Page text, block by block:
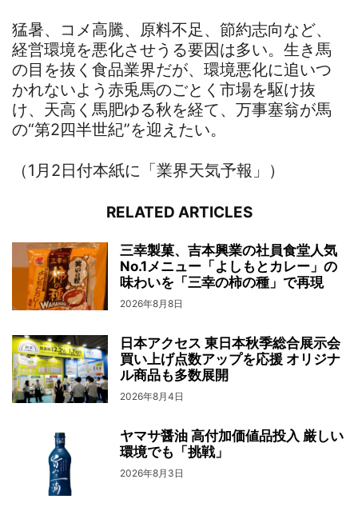
猛暑、コメ高騰、原料不足、節約志向など、
経営環境を悪化させうる要因は多い。生き馬
の目を抜く食品業界だが、環境悪化に追いつ
かれないよう赤兎馬のごとく市場を駆け抜
け、天高く馬肥ゆる秋を経て、万事塞翁が馬
の“第2四半世紀”を迎えたい。
（1月2日付本紙に「業界天気予報」）
RELATED ARTICLES
三幸製菓、吉本興業の社員食堂人気
No.1メニュー「よしもとカレー」の
味わいを「三幸の柿の種」で再現
2026年8月8日
日本アクセス 東日本秋季総合展示会
買い上げ点数アップを応援 オリジナ
ル商品も多数展開
2026年8月4日
ヤマサ醤油 高付加価値品投入 厳しい
環境でも「挑戦」
2026年8月3日